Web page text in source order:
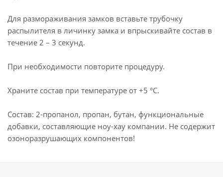
Для размораживания замков вставьте трубочку
распылителя в личинку замка и впрыскивайте состав в
течение 2 – 3 секунд.
При необходимости повторите процедуру.
Храните состав при температуре от +5 °С.
Состав: 2-пропанол, пропан, бутан, функциональные
добавки, составляющие ноу-хау компании. Не содержит
озоноразрушающих компонентов!